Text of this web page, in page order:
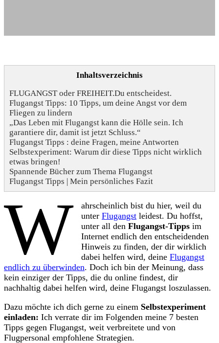
Inhaltsverzeichnis
FLUGANGST oder FREIHEIT.Du entscheidest.
Flugangst Tipps: 10 Tipps, um deine Angst vor dem
Fliegen zu lindern
„Das Leben mit Flugangst kann die Hölle sein. Ich
garantiere dir, damit ist jetzt Schluss.“
Flugangst Tipps : deine Fragen, meine Antworten
Selbstexperiment: Warum dir diese Tipps nicht wirklich
etwas bringen!
Spannende Bücher zum Thema Flugangst
Flugangst Tipps | Mein persönliches Fazit
W
ahrscheinlich bist du hier, weil du
unterFlugangst leidest. Du hoffst,
unter all denFlugangst-Tipps im
Internet endlich den entscheidenden
Hinweis zu finden, der dir wirklich
dabei helfen wird, deineFlugangst
endlich zu überwinden. Doch ich bin der Meinung, dass
kein einziger der Tipps, die du online findest, dir
nachhaltig dabei helfen wird, deine Flugangst loszulassen.
Dazu möchte ich dich gerne zu einem Selbstexperiment
einladen: Ich verrate dir im Folgenden meine 7 besten
Tipps gegen Flugangst, weit verbreitete und von
Flugpersonal empfohlene Strategien.